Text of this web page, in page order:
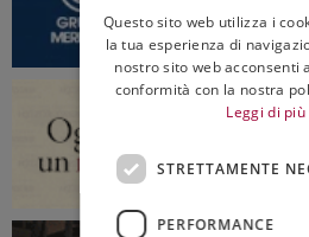
Questo sito web utilizza i
la tua esperienza di
nostro sito web acconsenti
conformità con la nostra
Leggi di più
STRETTAMENTE
PERFORMANCE